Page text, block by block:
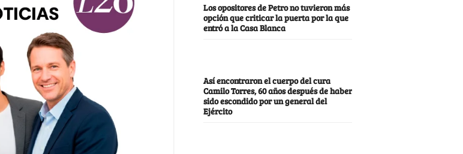
Los opositores de Petro no tuvieron más
opción que criticar la puerta por la que
entró a la Casa Blanca
Así encontraron el cuerpo del cura
Camilo Torres, 60 años después de haber
sido escondido por un general del
Ejército